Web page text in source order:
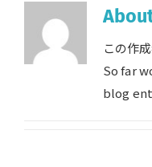
この作
So far
blog